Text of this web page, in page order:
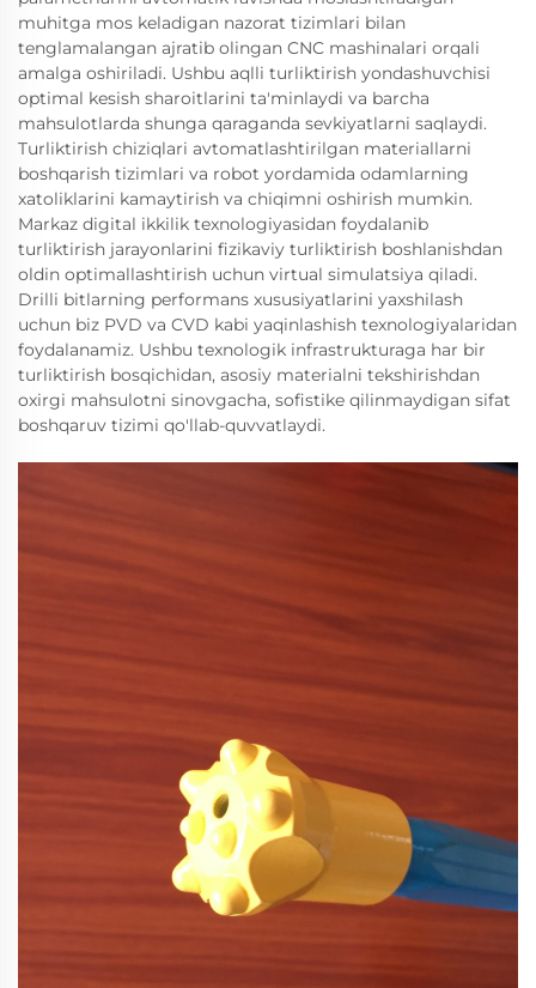
muhitga mos keladigan nazorat tizimlari bilan
tenglamalangan ajratib olingan CNC mashinalari orqali
amalga oshiriladi. Ushbu aqlli turliktirish yondashuvchisi
optimal kesish sharoitlarini ta'minlaydi va barcha
mahsulotlarda shunga qaraganda sevkiyatlarni saqlaydi.
Turliktirish chiziqlari avtomatlashtirilgan materiallarni
boshqarish tizimlari va robot yordamida odamlarning
xatoliklarini kamaytirish va chiqimni oshirish mumkin.
Markaz digital ikkilik texnologiyasidan foydalanib
turliktirish jarayonlarini fizikaviy turliktirish boshlanishdan
oldin optimallashtirish uchun virtual simulatsiya qiladi.
Drilli bitlarning performans xususiyatlarini yaxshilash
uchun biz PVD va CVD kabi yaqinlashish texnologiyalaridan
foydalanamiz. Ushbu texnologik infrastrukturaga har bir
turliktirish bosqichidan, asosiy materialni tekshirishdan
oxirgi mahsulotni sinovgacha, sofistike qilinmaydigan sifat
boshqaruv tizimi qo'llab-quvvatlaydi.